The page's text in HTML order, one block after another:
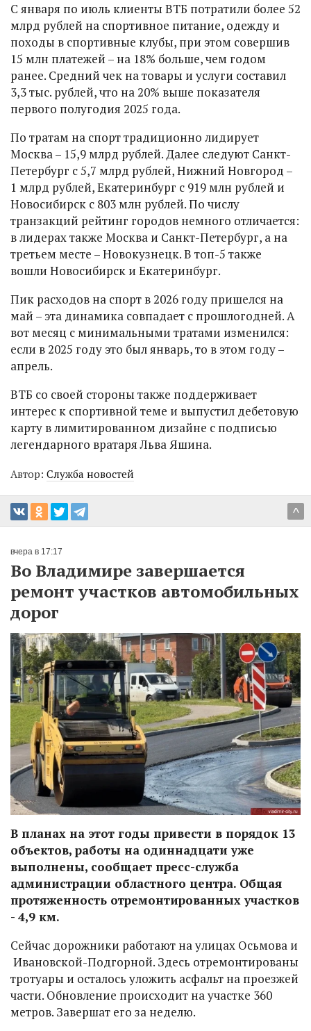
С января по июль клиенты ВТБ потратили более 52
млрд рублей на спортивное питание, одежду и
походы в спортивные клубы, при этом совершив
15 млн платежей – на 18% больше, чем годом
ранее. Средний чек на товары и услуги составил
3,3 тыс. рублей, что на 20% выше показателя
первого полугодия 2025 года.
По тратам на спорт традиционно лидирует
Москва – 15,9 млрд рублей. Далее следуют Санкт-
Петербург с 5,7 млрд рублей, Нижний Новгород –
1 млрд рублей, Екатеринбург с 919 млн рублей и
Новосибирск с 803 млн рублей. По числу
транзакций рейтинг городов немного отличается:
в лидерах также Москва и Санкт-Петербург, а на
третьем месте – Новокузнецк. В топ-5 также
вошли Новосибирск и Екатеринбург.
Пик расходов на спорт в 2026 году пришелся на
май – эта динамика совпадает с прошлогодней. А
вот месяц с минимальными тратами изменился:
если в 2025 году это был январь, то в этом году –
апрель.
ВТБ со своей стороны также поддерживает
интерес к спортивной теме и выпустил дебетовую
карту в лимитированном дизайне с подписью
легендарного вратаря Льва Яшина.
Автор: Служба новостей
^
вчера в 17:17
Во Владимире завершается
ремонт участков автомобильных
дорог
В планах на этот годы привести в порядок 13
объектов, работы на одиннадцати уже
выполнены, сообщает пресс-служба
администрации областного центра. Общая
протяженность отремонтированных участков
- 4,9 км.
Сейчас дорожники работают на улицах Осьмова и
Ивановской-Подгорной. Здесь отремонтированы
тротуары и осталось уложить асфальт на проезжей
части. Обновление происходит на участке 360
метров. Завершат его за неделю.